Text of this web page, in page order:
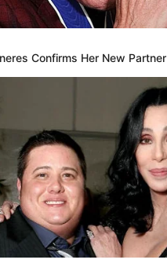
Confirms Her New Partner